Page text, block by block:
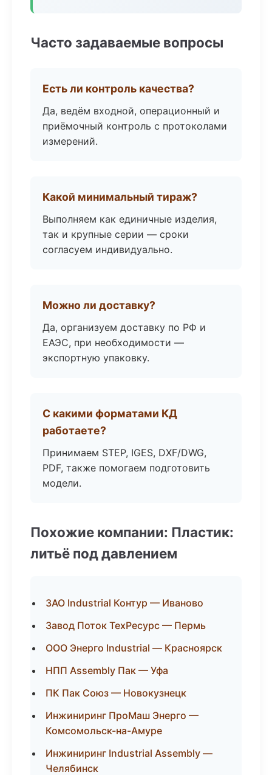
Часто задаваемые вопросы
Есть ли контроль качества?
Да, ведём входной, операционный и
приёмочный контроль с протоколами
измерений.
Какой минимальный тираж?
Выполняем как единичные изделия,
так и крупные серии — сроки
согласуем индивидуально.
Можно ли доставку?
Да, организуем доставку по РФ и
ЕАЭС, при необходимости —
экспортную упаковку.
С какими форматами КД
работаете?
Принимаем STEP, IGES, DXF/DWG,
PDF, также помогаем подготовить
модели.
Похожие компании: Пластик:
литьё под давлением
ЗАО Industrial Контур — Иваново
Завод Поток ТехРесурс — Пермь
ООО Энерго Industrial — Красноярск
НПП Assembly Пак — Уфа
ПК Пак Союз — Новокузнецк
Инжиниринг ПроМаш Энерго —
Комсомольск-на-Амуре
Инжиниринг Industrial Assembly —
Челябинск